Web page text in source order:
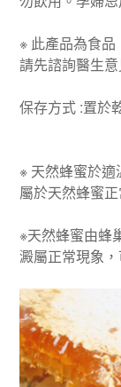
※ 此產品為食品
請先諮詢醫生意
保存方式 :置於
※ 天然蜂蜜於適
屬於天然蜂蜜
※天然蜂蜜由蜂
澱屬正常現象